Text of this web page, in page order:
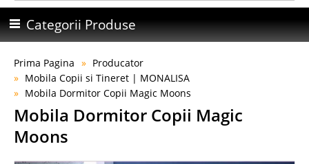
Categorii Produse
Prima Pagina
Producator
Mobila Copii si Tineret | MONALISA
Mobila Dormitor Copii Magic Moons
Mobila Dormitor Copii Magic
Moons